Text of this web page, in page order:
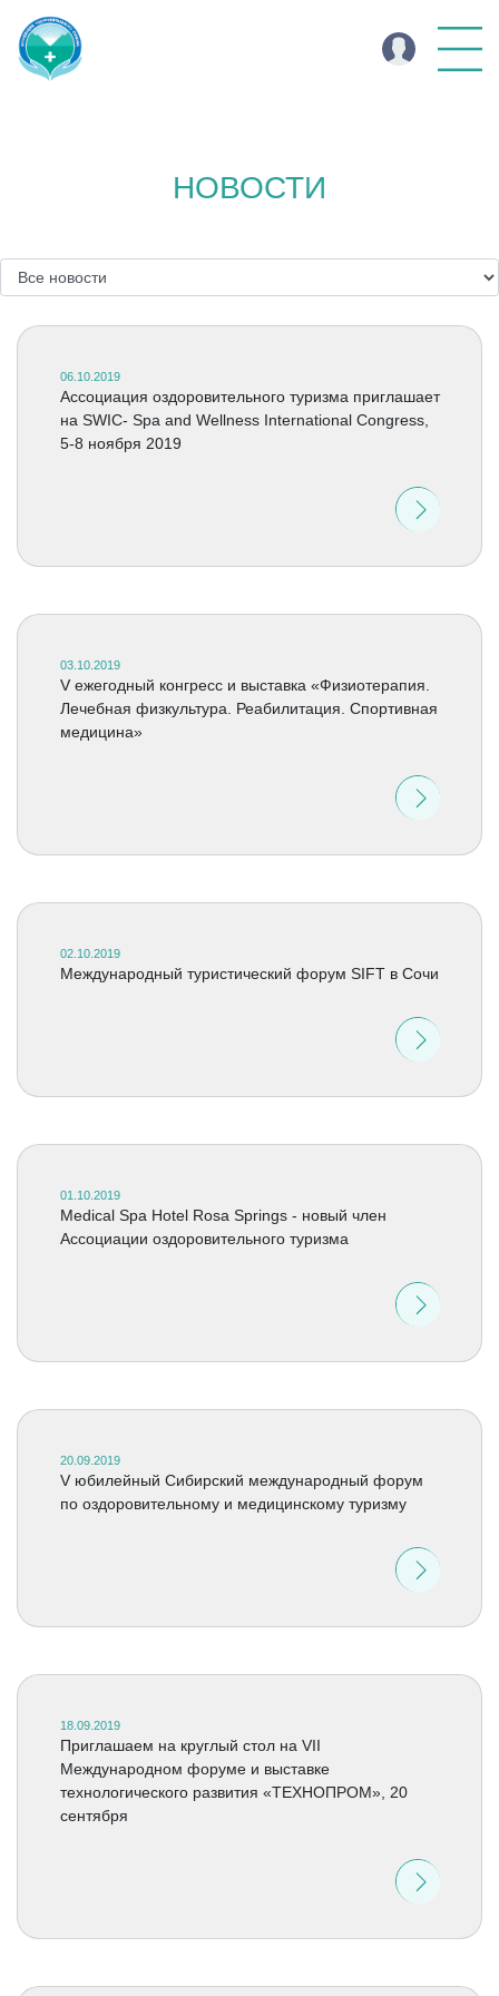
НОВОСТИ
06.10.2019
Ассоциация оздоровительного туризма приглашает
на SWIC- Spa and Wellness International Congress,
5-8 ноября 2019
03.10.2019
V ежегодный конгресс и выставка «Физиотерапия.
Лечебная физкультура. Реабилитация. Спортивная
медицина»
02.10.2019
Международный туристический форум SIFT в Сочи
01.10.2019
Medical Spa Hotel Rosa Springs - новый член
Ассоциации оздоровительного туризма
20.09.2019
V юбилейный Сибирский международный форум
по оздоровительному и медицинскому туризму
18.09.2019
Приглашаем на круглый стол на VII
Международном форуме и выставке
технологического развития «ТЕХНОПРОМ», 20
сентября